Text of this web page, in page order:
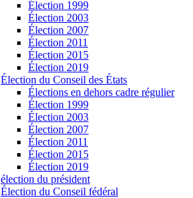
Élection 1999
Élection 2003
Élection 2007
Élection 2011
Élection 2015
Élection 2019
Élection du Conseil des États
Élections en dehors cadre régulier
Élection 1999
Élection 2003
Élection 2007
Élection 2011
Élection 2015
Élection 2019
élection du président
Élection du Conseil fédéral